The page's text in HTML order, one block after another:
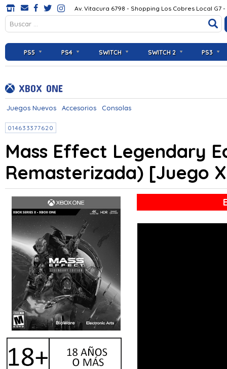
Av. Vitacura 6798 - Shopping Los Cobres Local G7
PS5 PS4 SWITCH SWITCH 2 PS3
XBOX ONE
Juegos Nuevos Accesorios Consolas
014633377620
Mass Effect Legendary
Remasterizada) [Juego